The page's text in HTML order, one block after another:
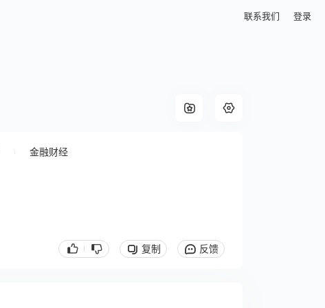
联系我们 登录
金融财经
复制 反馈